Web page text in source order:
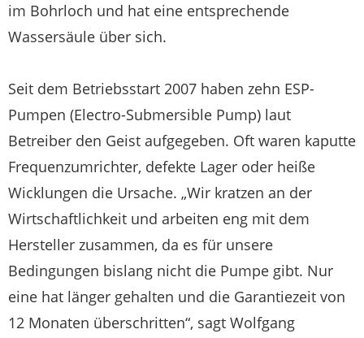
im Bohrloch und hat eine entsprechende
Wassersäule über sich.
Seit dem Betriebsstart 2007 haben zehn ESP-
Pumpen (Electro-Submersible Pump) laut
Betreiber den Geist aufgegeben. Oft waren kaputte
Frequenzumrichter, defekte Lager oder heiße
Wicklungen die Ursache. „Wir kratzen an der
Wirtschaftlichkeit und arbeiten eng mit dem
Hersteller zusammen, da es für unsere
Bedingungen bislang nicht die Pumpe gibt. Nur
eine hat länger gehalten und die Garantiezeit von
12 Monaten überschritten“, sagt Wolfgang